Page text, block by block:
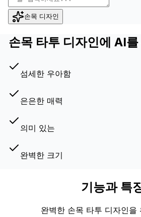
손목 디자인
손목 타투 디자인에 AI
섬세한 우아함
은은한 매력
의미 있는
완벽한 크기
기능과 특
완벽한 손목 타투 디자인을